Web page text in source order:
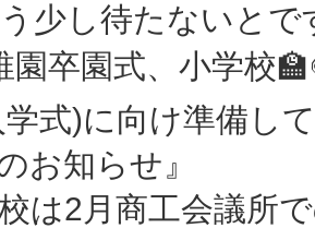
少し待たないとで
園卒園式、小学校
学式)に向け準備し
お知らせ』
は2月商工会議所